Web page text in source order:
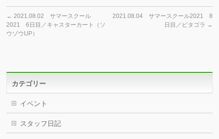
← 2021.08.02 サマースクール
2021 6日目／キャスターカート（ソ
ウゾウUP）
2021.08.04 サマースクール2021 8
日目／ピタゴラ →
カテゴリー
イベント
スタッフ日記